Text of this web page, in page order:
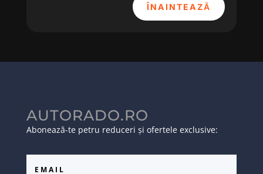
ÎNAINTEAZĂ
AUTORADO.RO
Abonează-te petru reduceri și ofertele exclusive: